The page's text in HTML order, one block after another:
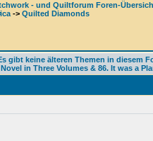
- und Quiltforum Foren-
-> Quilted Diamonds
gibt keine älteren Themen in diesem
in Three Volumes & 86. It was a